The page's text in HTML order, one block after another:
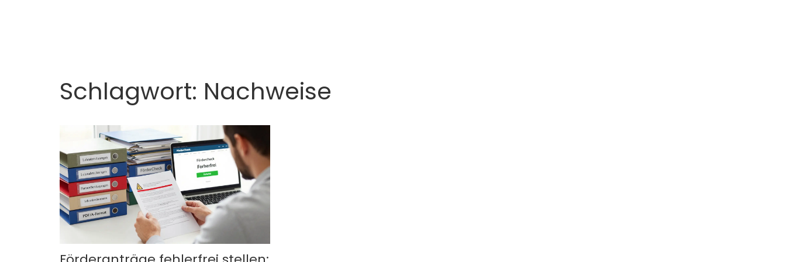
Schlagwort: Nachweise